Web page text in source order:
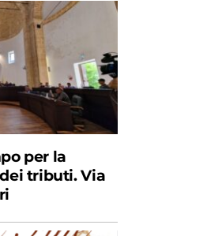
per la
tributi. Via